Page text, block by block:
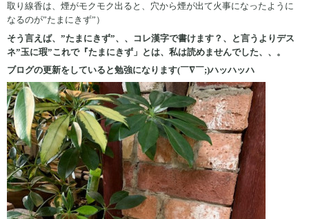
取り線香は、煙がモクモク出ると、穴から煙が出て火事になったように
なるのが”たまにきず”）
そう言えば、”たまにきず”、、コレ漢字で書けます？、と言うよりデス
ネ”玉に瑕”これで『たまにきず」とは、私は読めませんでした、、。
ブログの更新をしていると勉強になります(￣∇￣;)ハッハッハ